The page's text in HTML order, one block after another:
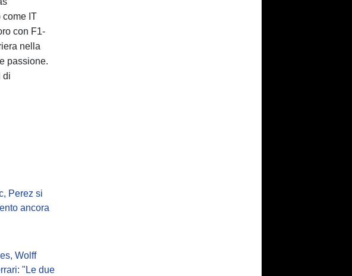
come IT
con F1-
nella
passione.
di
Perez si
ancora
Wolff
"Le due